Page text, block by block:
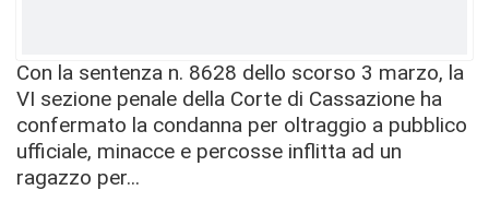
Con la sentenza n. 8628 dello scorso 3 marzo, la
VI sezione penale della Corte di Cassazione ha
confermato la condanna per oltraggio a pubblico
ufficiale, minacce e percosse inflitta ad un
ragazzo per...